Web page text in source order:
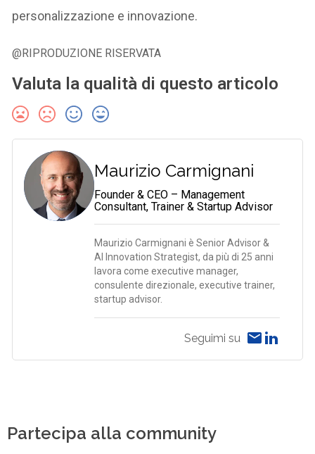
personalizzazione e innovazione.
@RIPRODUZIONE RISERVATA
Valuta la qualità di questo articolo
Maurizio Carmignani
Founder & CEO – Management
Consultant, Trainer & Startup Advisor
Maurizio Carmignani è Senior Advisor &
AI Innovation Strategist, da più di 25 anni
lavora come executive manager,
consulente direzionale, executive trainer,
startup advisor.
Seguimi su
Partecipa alla community